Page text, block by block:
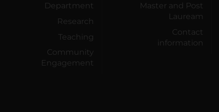
Department
Research
Teaching
Community
Engagement
Master and Post
Lauream
Contact
information